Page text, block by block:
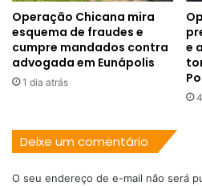
Operação Chicana mira
esquema de fraudes e
cumpre mandados contra
advogada em Eunápolis
1 dia atrás
e
Deixe um comentário
O seu endereço de e-mail não será